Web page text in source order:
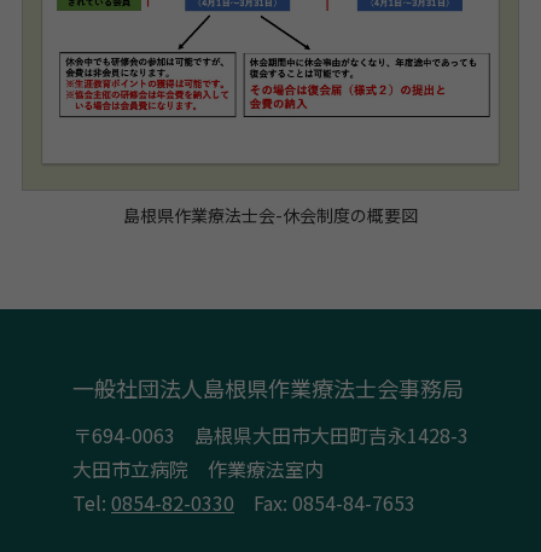
島根県作業療法士会-休会制度の概要図
一般社団法人島根県作業療法士会事務局
〒694-0063 島根県大田市大田町吉永1428-3
大田市立病院 作業療法室内
Tel: 0854-82-0330 Fax: 0854-84-7653